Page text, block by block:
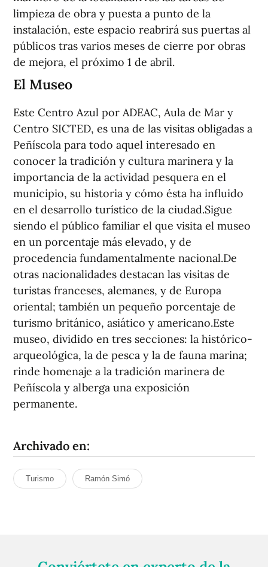
limpieza de obra y puesta a punto de la
instalación, este espacio reabrirá sus puertas al
públicos tras varios meses de cierre por obras
de mejora, el próximo 1 de abril.
El Museo
Este Centro Azul por ADEAC, Aula de Mar y
Centro SICTED, es una de las visitas obligadas a
Peñíscola para todo aquel interesado en
conocer la tradición y cultura marinera y la
importancia de la actividad pesquera en el
municipio, su historia y cómo ésta ha influido
en el desarrollo turístico de la ciudad.Sigue
siendo el público familiar el que visita el museo
en un porcentaje más elevado, y de
procedencia fundamentalmente nacional.De
otras nacionalidades destacan las visitas de
turistas franceses, alemanes, y de Europa
oriental; también un pequeño porcentaje de
turismo británico, asiático y americano.Este
museo, dividido en tres secciones: la histórico-
arqueológica, la de pesca y la de fauna marina;
rinde homenaje a la tradición marinera de
Peñíscola y alberga una exposición
permanente.
Archivado en:
Turismo Ramón Simó